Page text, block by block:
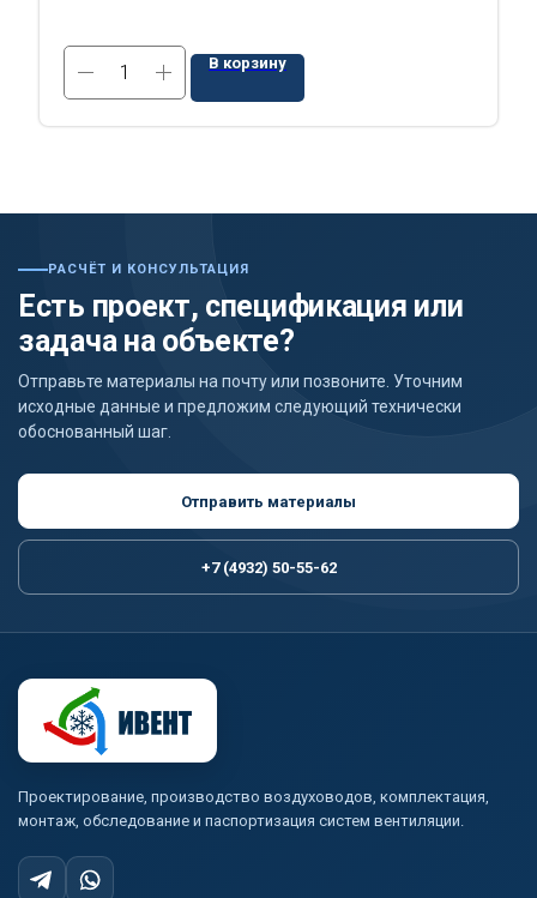
В корзину
РАСЧЁТ И КОНСУЛЬТАЦИЯ
Есть проект, спецификация или
задача на объекте?
Отправьте материалы на почту или позвоните. Уточним
исходные данные и предложим следующий технически
обоснованный шаг.
Отправить материалы
+7 (4932) 50-55-62
Проектирование, производство воздуховодов, комплектация,
монтаж, обследование и паспортизация систем вентиляции.